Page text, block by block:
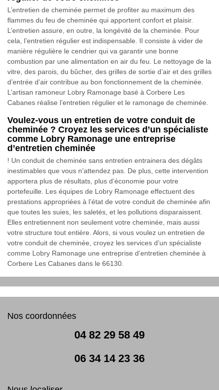
L’entretien de cheminée permet de profiter au maximum des
flammes du feu de cheminée qui apportent confort et plaisir.
L’entretien assure, en outre, la longévité de la cheminée. Pour
cela, l’entretien régulier est indispensable. Il consiste à vider de
manière régulière le cendrier qui va garantir une bonne
combustion par une alimentation en air du feu. Le nettoyage de la
vitre, des parois, du bûcher, des grilles de sortie d’air et des grilles
d’entrée d’air contribue au bon fonctionnement de la cheminée.
L’artisan ramoneur Lobry Ramonage basé à Corbere Les
Cabanes réalise l’entretien régulier et le ramonage de cheminée.
Voulez-vous un entretien de votre conduit de
cheminée ? Croyez les services d’un spécialiste
comme Lobry Ramonage une entreprise
d’entretien cheminée
! Un conduit de cheminée sans entretien entrainera des dégâts
inestimables que vous n’attendez pas. De plus, cette intervention
apportera plus de résultats, plus d’économie pour votre
portefeuille. Les équipes de Lobry Ramonage effectuent des
prestations appropriées à l’état de votre conduit de cheminée afin
que toutes les suies, les saletés, et les pollutions disparaissent.
Elles entretiennent non seulement votre cheminée, mais aussi
votre structure tout entière. Alors, si vous voulez un entretien de
votre conduit de cheminée, croyez les services d’un spécialiste
comme Lobry Ramonage une entreprise d’entretien cheminée à
Corbere Les Cabanes dans le 66130.
Nos coordonnées
04 82 29 58 49
06 34 14 23 36